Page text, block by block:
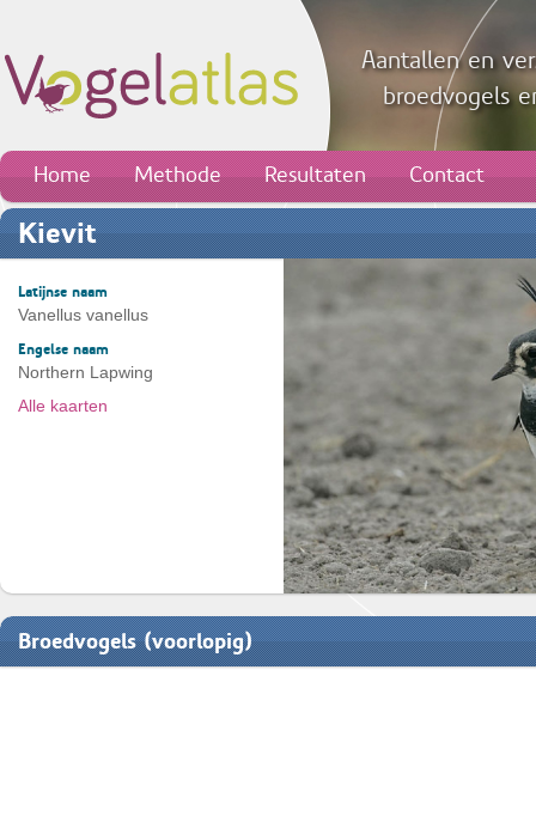
Aantallen en
broedvogels
Home Methode Resultaten Contact
Kievit
Latijnse naam
Vanellus vanellus
Engelse naam
Northern Lapwing
Alle kaarten
Broedvogels (voorlopig)